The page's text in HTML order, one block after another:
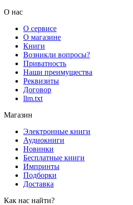
О нас
О сервисе
О магазине
Книги
Возникли вопросы?
Приватность
Наши преимущества
Реквизиты
Договор
llm.txt
Магазин
Электронные книги
Аудиокниги
Новинки
Бесплатные книги
Импринты
Подборки
Доставка
Как нас найти?